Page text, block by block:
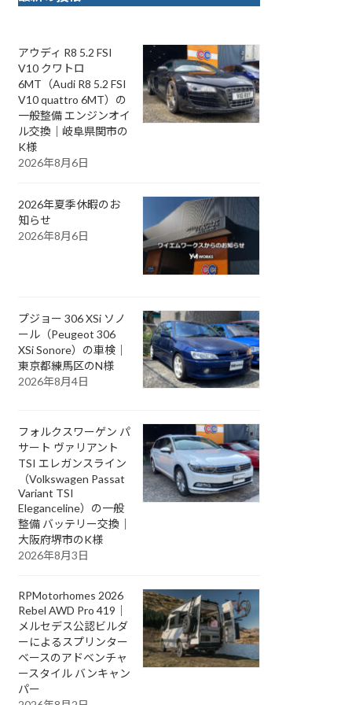
アウディ R8 5.2 FSI
V10 クワトロ
6MT（Audi R8 5.2 FSI
V10 quattro 6MT）の
一般整備 エンジンオイ
ル交換｜岐阜県関市の
K様
2026年8月6日
2026年夏季休暇のお
知らせ
2026年8月6日
プジョー 306 XSi ソノ
ール（Peugeot 306
XSi Sonore）の車検｜
東京都練馬区のN様
2026年8月4日
フォルクスワーゲン パ
サート ヴァリアント
TSI エレガンスライン
（Volkswagen Passat
Variant TSI
Eleganceline）の一般
整備 バッテリー交換｜
大阪府堺市のK様
2026年8月3日
RPMotorhomes 2026
Rebel AWD Pro 419｜
メルセデス公認ビルダ
ーによるスプリンター
ベースのアドベンチャ
ースタイル バンキャン
パー